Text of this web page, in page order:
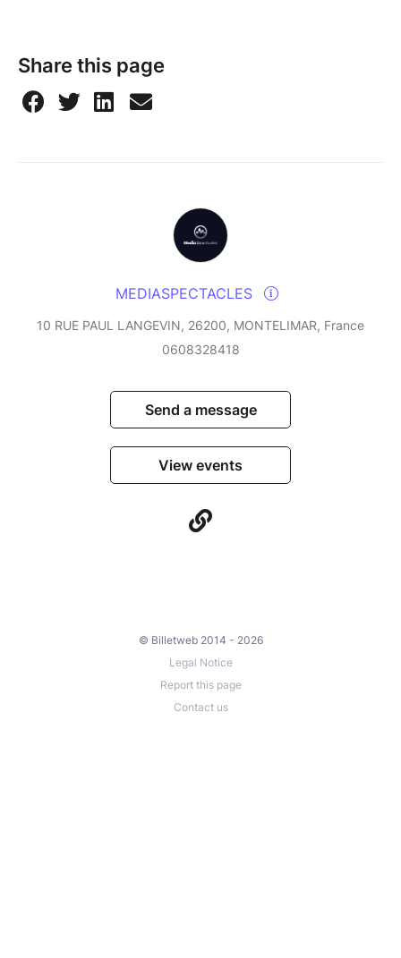
Share this page
MEDIASPECTACLES
10 RUE PAUL LANGEVIN, 26200, MONTELIMAR, France
0608328418
Send a message
View events
© Billetweb 2014 - 2026
Legal Notice
Report this page
Contact us